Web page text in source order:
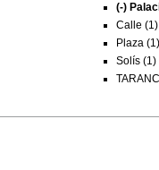
(-)
Calle (1)
Plaza (1)
Solís (1)